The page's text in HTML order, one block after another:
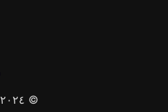
© ٢٠٢٤-٢٠٢٦، فريق كاست عربي